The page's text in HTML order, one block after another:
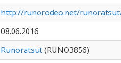
http://runorodeo.net/
08.06.2016
Runoratsut(RUNO3856)